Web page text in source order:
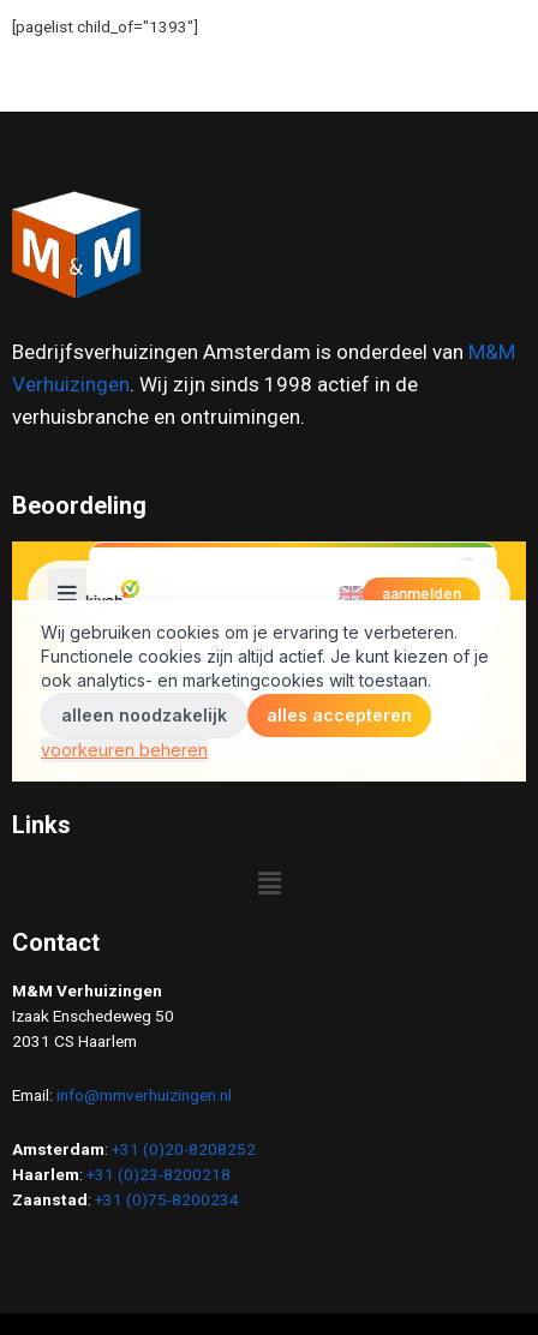
[pagelist child_of="1393"]
Bedrijfsverhuizingen Amsterdam is onderdeel van M&M
Verhuizingen. Wij zijn sinds 1998 actief in de
verhuisbranche en ontruimingen.
Beoordeling
Links
Contact
M&M Verhuizingen
Izaak Enschedeweg 50
2031 CS Haarlem
Email: info@mmverhuizingen.nl
Amsterdam: +31 (0)20-8208252
Haarlem: +31 (0)23-8200218
Zaanstad: +31 (0)75-8200234